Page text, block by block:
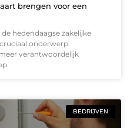
brengen voor een
hedendaagse zakelijke
onderwerp.
verantwoordelijk
BEDRIJVEN